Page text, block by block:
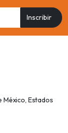
Inscribir
Estados